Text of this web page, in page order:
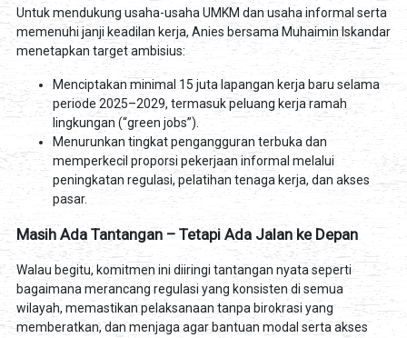
Untuk mendukung usaha-usaha UMKM dan usaha informal serta
memenuhi janji keadilan kerja, Anies bersama Muhaimin Iskandar
menetapkan target ambisius:
Menciptakan minimal 15 juta lapangan kerja baru selama
periode 2025–2029, termasuk peluang kerja ramah
lingkungan (“green jobs”).
Menurunkan tingkat pengangguran terbuka dan
memperkecil proporsi pekerjaan informal melalui
peningkatan regulasi, pelatihan tenaga kerja, dan akses
pasar.
Masih Ada Tantangan – Tetapi Ada Jalan ke Depan
Walau begitu, komitmen ini diiringi tantangan nyata seperti
bagaimana merancang regulasi yang konsisten di semua
wilayah, memastikan pelaksanaan tanpa birokrasi yang
memberatkan, dan menjaga agar bantuan modal serta akses